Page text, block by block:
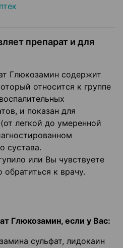
препарат и для
Глюкозамин содержит
относится к группе
и показан для
легкой до умеренной
сустава.
или Вы чувствуете
к врачу.
Глюкозамин, если у Вас:
сульфат, лидокаин